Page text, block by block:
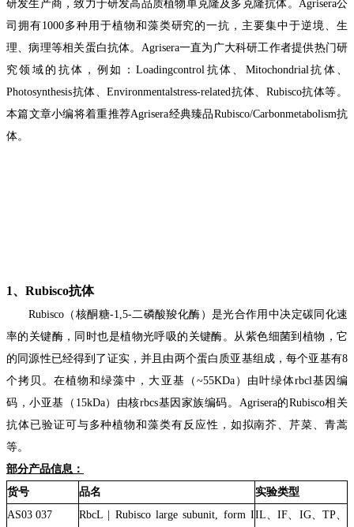
研发生产商，致力于研发高品质植物单克隆及多克隆抗体。Agrisera公
司 拥有1000多种用于植物和藻类研究的一抗，主要集中于逆境、生
理、病理等相关蛋白抗体。 Agrisera一直为广大科研工作者提供热门研
究领域的抗体，例如：Loadingcontrol抗体、Mitochondrial抗体、
Photosynthesis抗体、Environmentalstress-related抗体、Rubisco抗体等。
本篇文章小编将着重推荐Agrisera经典臻品Rubisco/Carbonmetabolism抗
体。
1、 Rubisco抗体
Rubisco（核酮糖-1,5-二磷酸羧化酶） 是光合作用中决定碳同化速
率的关键酶，同时也是植物光呼吸的关键酶。从紫色细菌到植物，它
的同源性已经得到了证实，并且由两个蛋白质亚基组成，每个亚基有8
个拷贝。在植物和绿藻中，大亚基（~55KDa）由叶绿体rbcl基因编
码，小亚基（15kDa）由核rbcs基因家族编码。 Agrisera的Rubisco相关
抗体已验证可与多种植物和藻类有反应性，如拟南芥、芹菜、青蒿
等。
部分产品信息：
货号
品名
实验类型
AS03 037
RbcL | Rubisco large subunit, form IIL、IF、IG、TP、